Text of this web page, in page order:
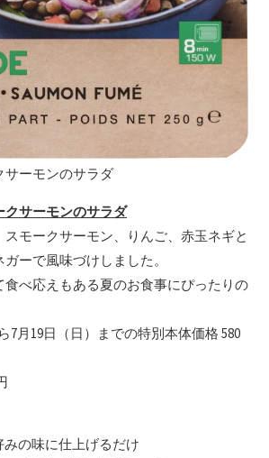
サーモンのサラダ
サーモンのサラダ
モークサーモン、りんご、赤玉ネギと
ーで風味づけしました。
食べ応えもある夏のお食事にぴったりの
7月19日（日）までの特別本体価格 580
の味に仕上げるだけ